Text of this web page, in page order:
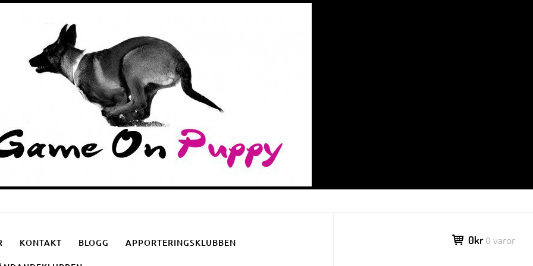
KONTAKT BLOGG APPORTERINGSKLUBBEN 0kr 0 varor